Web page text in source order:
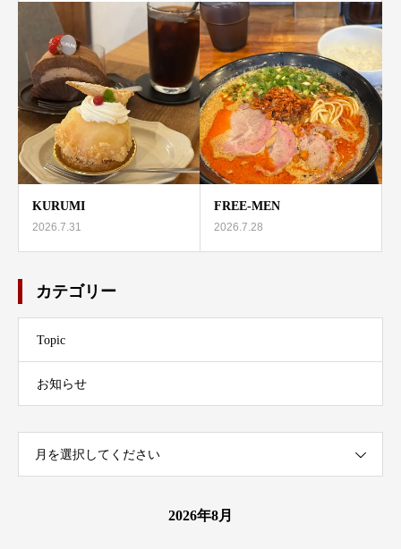
KURUMI
2026.7.31
FREE-MEN
2026.7.28
カテゴリー
Topic
お知らせ
月を選択してください
2026年8月